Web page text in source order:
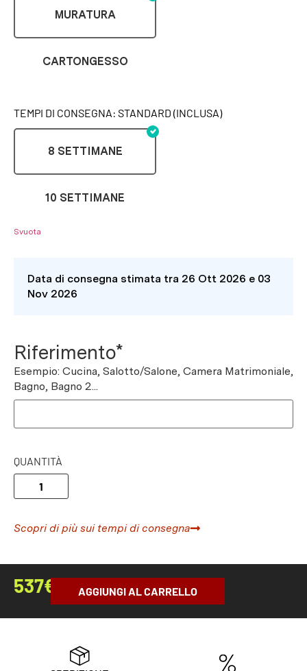
MURATURA
CARTONGESSO
TEMPI DI CONSEGNA: STANDARD (INCLUSA)
8 SETTIMANE
10 SETTIMANE
Svuota
Data di consegna stimata tra 26 Ott 2026 e 03
Nov 2026
Riferimento*
Esempio: Cucina, Salotto/Salone, Camera Matrimoniale,
Bagno, Bagno 2...
QUANTITÀ
Scopri di più sui tempi di consegna
537€ AGGIUNGI AL CARRELLO